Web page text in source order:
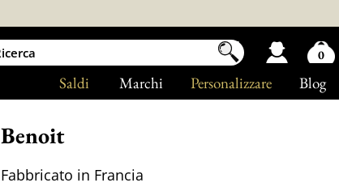
Blog
Personalizzare
Marchi
Saldi
Benoit
Fabbricato in Francia
0